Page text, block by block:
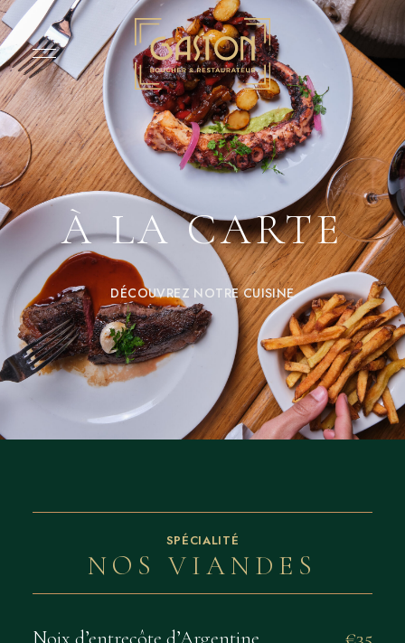
À LA CARTE
DÉCOUVREZ NOTRE CUISINE
SPÉCIALITÉ
NOS VIANDES